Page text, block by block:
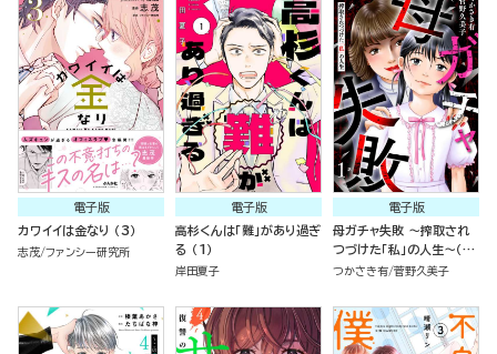
電子版
カワイイは金なり （3）
志茂 ファンシー研究所
電子版
高杉くんは「難」があり過ぎ
る （1）
岸田夏子
電子版
母ガチャ失敗 ～搾取され
つづけた「私」の人生～（分
冊版）
つかさき有 菅野久美子